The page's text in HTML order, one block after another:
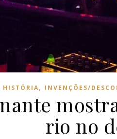
HISTÓRIA, INVENÇÕES/
rio no